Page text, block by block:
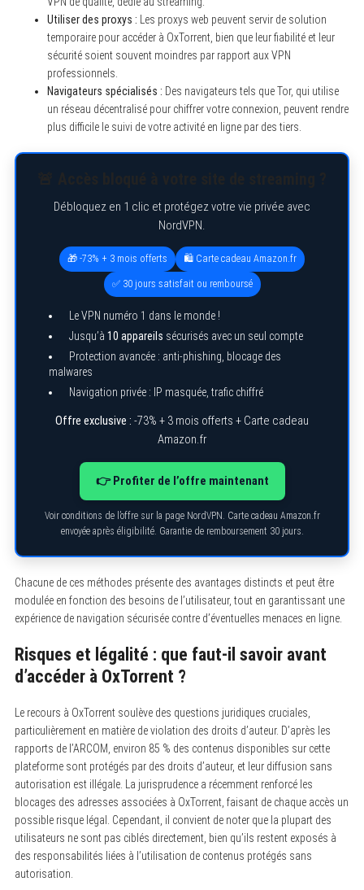
Utiliser des proxys : Les proxys web peuvent servir de solution
temporaire pour accéder à OxTorrent, bien que leur fiabilité et leur
sécurité soient souvent moindres par rapport aux VPN
professionnels.
Navigateurs spécialisés : Des navigateurs tels que Tor, qui utilise
un réseau décentralisé pour chiffrer votre connexion, peuvent rendre
plus difficile le suivi de votre activité en ligne par des tiers.
Débloquez en 1 clic et protégez votre vie privée avec
NordVPN.
🎁 -73% + 3 mois offerts 🛍️ Carte cadeau Amazon.fr
✅ 30 jours satisfait ou remboursé
Le VPN numéro 1 dans le monde !
Jusqu’à 10 appareils sécurisés avec un seul compte
Protection avancée : anti-phishing, blocage des
malwares
Navigation privée : IP masquée, trafic chiffré
Offre exclusive : -73% + 3 mois offerts + Carte cadeau
Amazon.fr
👉 Profiter de l’offre maintenant
Voir conditions de l’offre sur la page NordVPN. Carte cadeau Amazon.fr
envoyée après éligibilité. Garantie de remboursement 30 jours.
Chacune de ces méthodes présente des avantages distincts et peut être
modulée en fonction des besoins de l’utilisateur, tout en garantissant une
expérience de navigation sécurisée contre d’éventuelles menaces en ligne.
Risques et légalité : que faut-il savoir avant
d’accéder à OxTorrent ?
Le recours à OxTorrent soulève des questions juridiques cruciales,
particulièrement en matière de violation des droits d’auteur. D’après les
rapports de l’ARCOM, environ 85 % des contenus disponibles sur cette
plateforme sont protégés par des droits d’auteur, et leur diffusion sans
autorisation est illégale. La jurisprudence a récemment renforcé les
blocages des adresses associées à OxTorrent, faisant de chaque accès un
possible risque légal. Cependant, il convient de noter que la plupart des
utilisateurs ne sont pas ciblés directement, bien qu’ils restent exposés à
des responsabilités liées à l’utilisation de contenus protégés sans
autorisation.